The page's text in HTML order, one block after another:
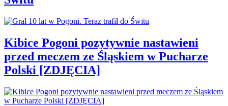
Kibice Pogoni pozytywnie nastawieni
przed meczem ze Śląskiem w Pucharze
Polski [ZDJĘCIA]